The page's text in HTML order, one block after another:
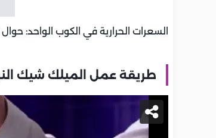
السعرات الحرارية في الكوب الواحد: حوال 1450 سعرة حرارية.
طريقة عمل الميلك شيك